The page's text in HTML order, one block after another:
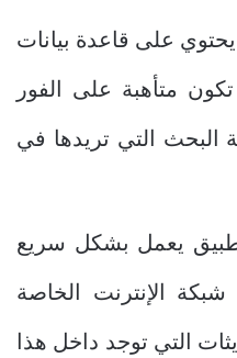
على قاعدة بيانات
متأهبة على الفور
البحث التي تريدها في
يعمل بشكل سريع
الإنترنت الخاصة
التي توجد داخل هذا